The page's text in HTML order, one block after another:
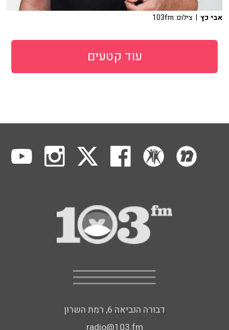
אבי כץ | צילום: 103fm
עוד קטעים
דבורה הנביאה 6, רמת השרון
radio@103.fm